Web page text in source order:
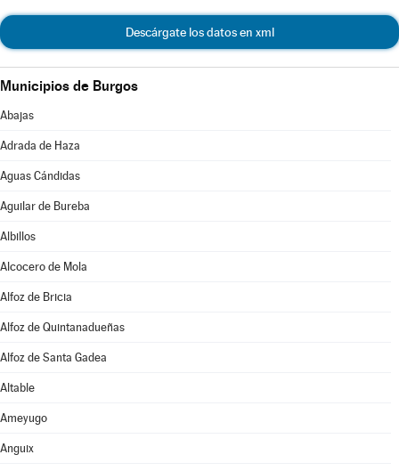
Descárgate los datos en xml
Municipios de Burgos
Abajas
Adrada de Haza
Aguas Cándidas
Aguilar de Bureba
Albillos
Alcocero de Mola
Alfoz de Bricia
Alfoz de Quintanadueñas
Alfoz de Santa Gadea
Altable
Ameyugo
Anguix